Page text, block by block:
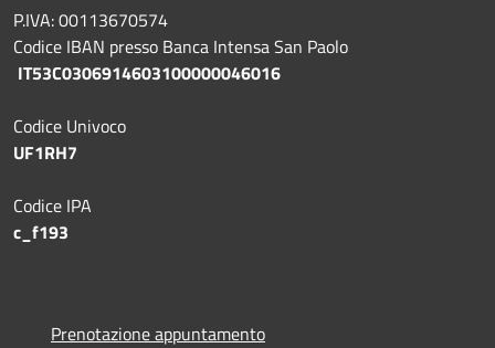
P.IVA: 00113670574
Codice IBAN presso Banca Intensa San Paolo
IT53C0306914603100000046016
Codice Univoco
UF1RH7
Codice IPA
c_f193
Prenotazione appuntamento